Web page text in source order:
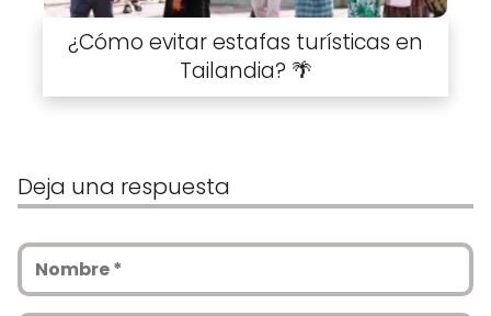
¿Cómo evitar estafas turísticas en
Tailandia? 🌴
Deja una respuesta